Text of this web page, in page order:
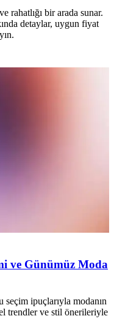
rahatlığı bir arada sunar.
detaylar, uygun fiyat
ve Günümüz Moda
ipuçlarıyla modanın
trendler ve stil önerileriyle